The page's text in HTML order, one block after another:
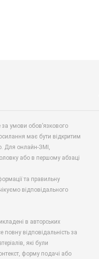
умови обов’язкового
має бути відкритим
Для онлайн-ЗМІ,
або в першому абзаці
та правильну
відповідального
в авторських
повну відповідальність за
які були
форму подачі або